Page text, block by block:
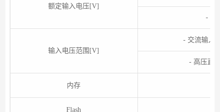
额定输入电压[V]
- 高
输入电压范围[V]
- 交流输入
- 高压直
内存
Flash